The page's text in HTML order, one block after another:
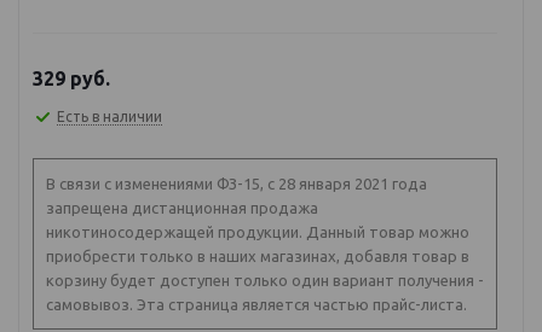
329 руб.
Есть в наличии
В связи с изменениями ФЗ-15, с 28 января 2021 года
запрещена дистанционная продажа
никотиносодержащей продукции. Данный товар можно
приобрести только в наших магазинах, добавля товар в
корзину будет доступен только один вариант получения -
самовывоз. Эта страница является частью прайс-листа.